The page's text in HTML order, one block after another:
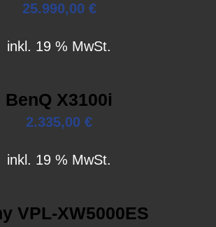
25.990,00 €
inkl. 19 % MwSt.
BenQ X3100i
2.335,00€
inkl. 19 % MwSt.
VPL-XW5000ES